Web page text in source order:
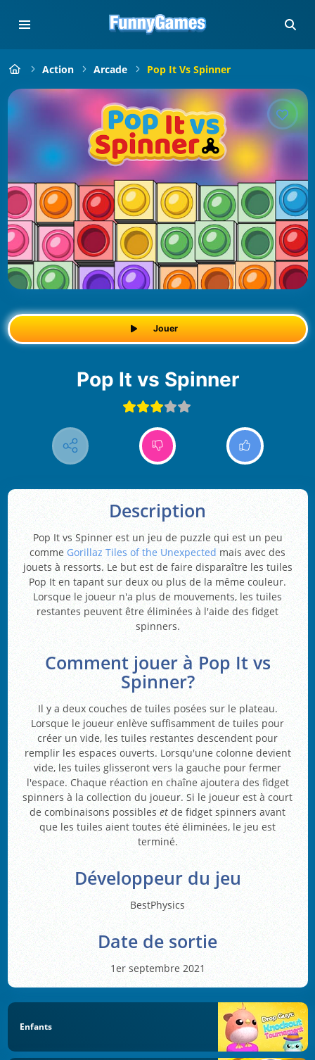
Action Arcade Pop It Vs Spinner
Jouer
Pop It vs Spinner
Description
Pop It vs Spinner est un jeu de puzzle qui est un peu
comme Gorillaz Tiles of the Unexpected mais avec des
jouets à ressorts. Le but est de faire disparaître les tuiles
Pop It en tapant sur deux ou plus de la même couleur.
Lorsque le joueur n'a plus de mouvements, les tuiles
restantes peuvent être éliminées à l'aide des fidget
spinners.
Comment jouer à Pop It vs
Spinner?
Il y a deux couches de tuiles posées sur le plateau.
Lorsque le joueur enlève suffisamment de tuiles pour
créer un vide, les tuiles restantes descendent pour
remplir les espaces ouverts. Lorsqu'une colonne devient
vide, les tuiles glisseront vers la gauche pour fermer
l'espace. Chaque réaction en chaîne ajoutera des fidget
spinners à la collection du joueur. Si le joueur est à court
de combinaisons possibles et de fidget spinners avant
que les tuiles aient toutes été éliminées, le jeu est
terminé.
Développeur du jeu
BestPhysics
Date de sortie
1er septembre 2021
Enfants